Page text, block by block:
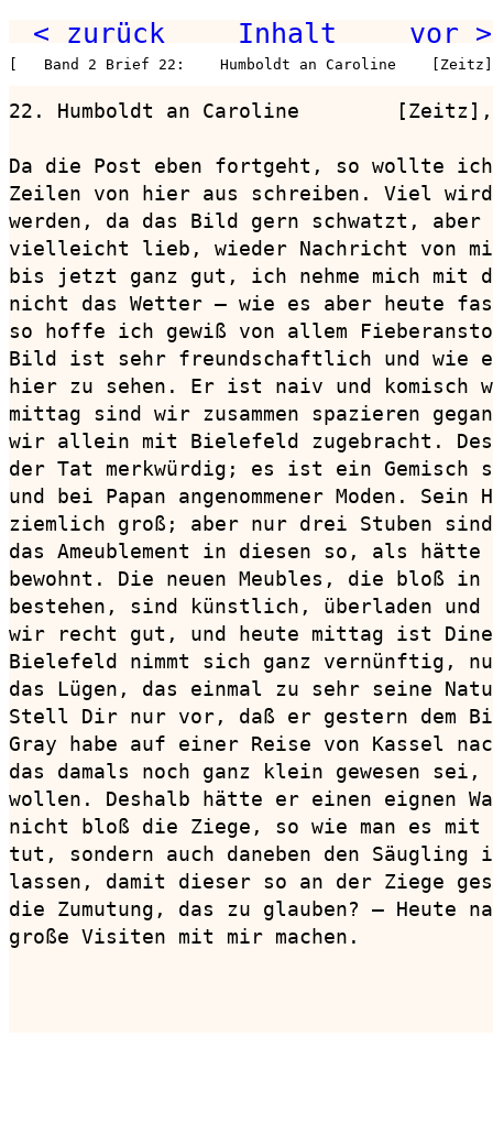
< zurück Inhalt vor >
[   Band 2 Brief 22:    Humboldt an Caroline
22. Humboldt an Caroline
Da die Post eben fortgeht, so wollte
Zeilen von hier aus schreiben. Viel
werden, da das Bild gern schwatzt,
vielleicht lieb, wieder Nachricht von
bis jetzt ganz gut, ich nehme mich mit
nicht das Wetter — wie es aber heute
so hoffe ich gewiß von allem
Bild ist sehr freundschaftlich und wie
hier zu sehen. Er ist naiv und komisch
mittag sind wir zusammen spazieren
wir allein mit Bielefeld zugebracht.
der Tat merkwürdig; es ist ein Gemisch
und bei Papan angenommener Moden.
ziemlich groß; aber nur drei Stuben sind
das Ameublement in diesen so, als
bewohnt. Die neuen Meubles, die bloß in
bestehen, sind künstlich, überladen und
wir recht gut, und heute mittag ist
Bielefeld nimmt sich ganz vernünftig,
das Lügen, das einmal zu sehr seine
Stell Dir nur vor, daß er gestern dem
Gray habe auf einer Reise von Kassel
das damals noch ganz klein gewesen
wollen. Deshalb hätte er einen eignen
nicht bloß die Ziege, so wie man es mit
tut, sondern auch daneben den Säugling
lassen, damit dieser so an der Ziege
die Zumutung, das zu glauben? — Heute
große Visiten mit mir machen.